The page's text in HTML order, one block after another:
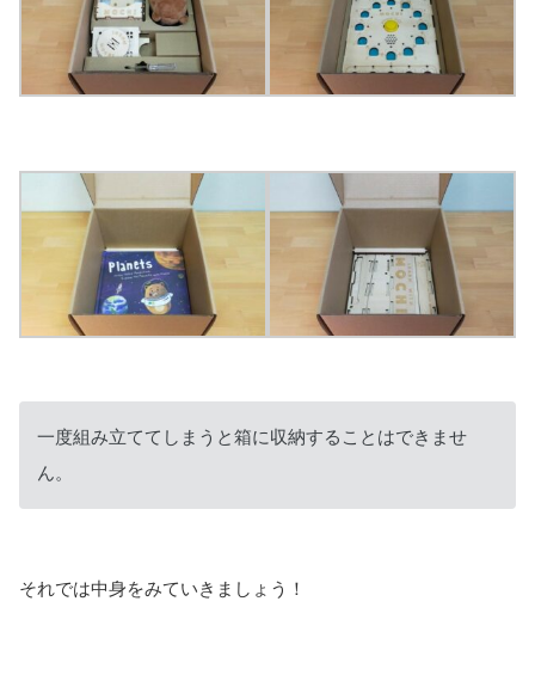
一度組み立ててしまうと箱に収納することはできませ
ん。
それでは中身をみていきましょう！